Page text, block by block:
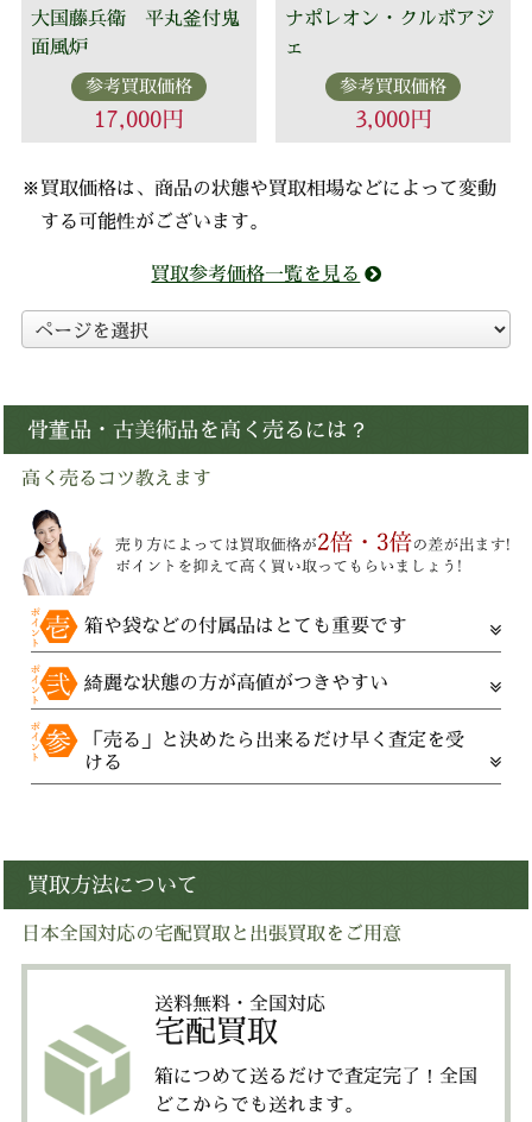
大国藤兵衛 平丸釜付鬼
面風炉
参考買取価格
17,000円
ナポレオン・クルボアジ
ェ
参考買取価格
3,000円
※買取価格は、商品の状態や買取相場などによって変動
する可能性がございます。
買取参考価格一覧を見る
骨董品・古美術品を高く売るには？
高く売るコツ教えます
箱や袋などの付属品はとても重要です
綺麗な状態の方が高値がつきやすい
「売る」と決めたら出来るだけ早く査定を受
ける
買取方法について
日本全国対応の宅配買取と出張買取をご用意
送料無料・全国対応
宅配買取
箱につめて送るだけで査定完了！全国
どこからでも送れます。